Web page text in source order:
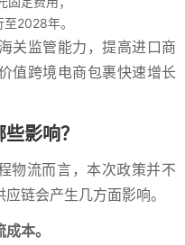
2028年。
关监管能力，提高进口商
值跨境电商包裹快速增长
影响？
物流而言，本次政策并不
链会产生几方面影响。
本。